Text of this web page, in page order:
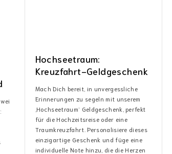
Hochseetraum:
Kreuzfahrt-Geldgeschenk
Mach Dich bereit, in unvergessliche
Erinnerungen zu segeln mit unserem
‚Hochseetraum‘ Geldgeschenk, perfekt
für die Hochzeitsreise oder eine
Traumkreuzfahrt. Personalisiere dieses
einzigartige Geschenk und füge eine
individuelle Note hinzu, die die Herzen